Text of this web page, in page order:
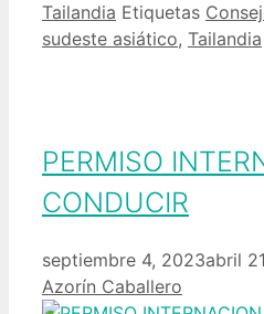
Tailandia Etiquetas
sudeste asiático, Tailandia
PERMISO
CONDUCIR
septiembre 4, 2023abril
Azorín Caballero